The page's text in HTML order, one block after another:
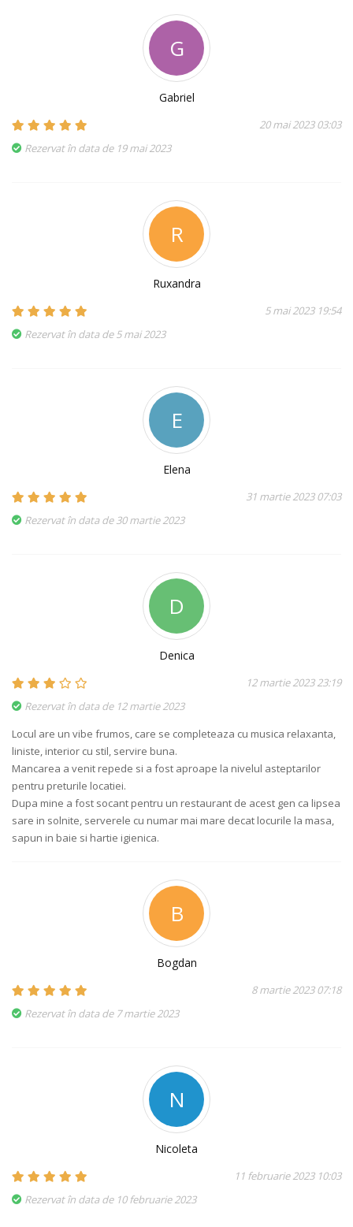
G
Gabriel
20 mai 2023 03:03
Rezervat în data de 19 mai 2023
R
Ruxandra
5 mai 2023 19:54
Rezervat în data de 5 mai 2023
E
Elena
31 martie 2023 07:03
Rezervat în data de 30 martie 2023
D
Denica
12 martie 2023 23:19
Rezervat în data de 12 martie 2023
Locul are un vibe frumos, care se completeaza cu musica relaxanta,
liniste, interior cu stil, servire buna.
Mancarea a venit repede si a fost aproape la nivelul asteptarilor
pentru preturile locatiei.
Dupa mine a fost socant pentru un restaurant de acest gen ca lipsea
sare in solnite, serverele cu numar mai mare decat locurile la masa,
sapun in baie si hartie igienica.
B
Bogdan
8 martie 2023 07:18
Rezervat în data de 7 martie 2023
N
Nicoleta
11 februarie 2023 10:03
Rezervat în data de 10 februarie 2023